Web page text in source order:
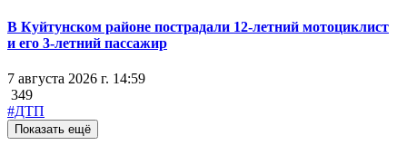
В Куйтунском районе пострадали 12-летний мотоциклист
и его 3-летний пассажир
7 августа 2026 г. 14:59
349
#ДТП
Показать ещё